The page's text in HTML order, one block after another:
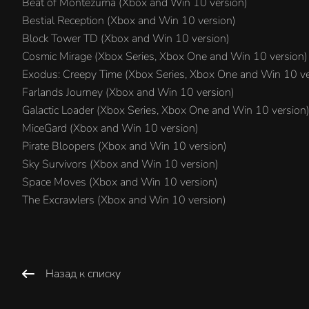
Bestial Reception (Xbox and Win 10 version)
Block Tower TD (Xbox and Win 10 version)
Cosmic Mirage (Xbox Series, Xbox One and Win 10 version)
Exodus: Creepy Time (Xbox Series, Xbox One and Win 10
Farlands Journey (Xbox and Win 10 version)
Galactic Loader (Xbox Series, Xbox One and Win 10 version)
MiceGard (Xbox and Win 10 version)
Pirate Bloopers (Xbox and Win 10 version)
Sky Survivors (Xbox and Win 10 version)
Space Moves (Xbox and Win 10 version)
The Excrawlers (Xbox and Win 10 version)
Назад к списку